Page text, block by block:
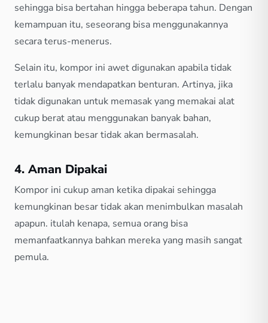
sehingga bisa bertahan hingga beberapa tahun. Dengan
kemampuan itu, seseorang bisa menggunakannya
secara terus-menerus.
Selain itu, kompor ini awet digunakan apabila tidak
terlalu banyak mendapatkan benturan. Artinya, jika
tidak digunakan untuk memasak yang memakai alat
cukup berat atau menggunakan banyak bahan,
kemungkinan besar tidak akan bermasalah.
4. Aman Dipakai
Kompor ini cukup aman ketika dipakai sehingga
kemungkinan besar tidak akan menimbulkan masalah
apapun. itulah kenapa, semua orang bisa
memanfaatkannya bahkan mereka yang masih sangat
pemula.